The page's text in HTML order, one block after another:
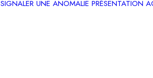
SIGNALER UNE ANOMALIE PRÉSENTATION